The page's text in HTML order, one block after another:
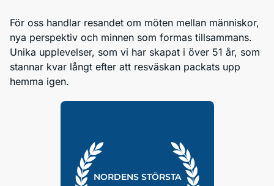
För oss handlar resandet om möten mellan människor,
nya perspektiv och minnen som formas tillsammans.
Unika upplevelser, som vi har skapat i över 51 år, som
stannar kvar långt efter att resväskan packats upp
hemma igen.
NORDENS STÖRSTA